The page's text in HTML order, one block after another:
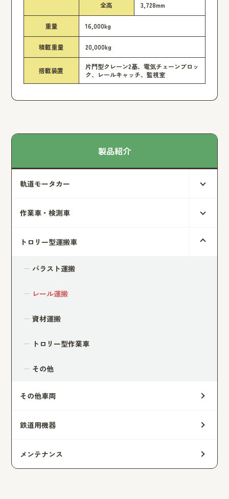
全高 3,728mm
重量 16,000kg
積載重量 20,000kg
搭載装置
片門型クレーン2基、電気チェーンブロッ
ク、レールキャッチ、監視室
製品紹介
軌道モータカー
作業車・検測車
トロリー型運搬車
バラスト運搬
レール運搬
資材運搬
トロリー型作業車
その他
その他車両
鉄道用機器
メンテナンス